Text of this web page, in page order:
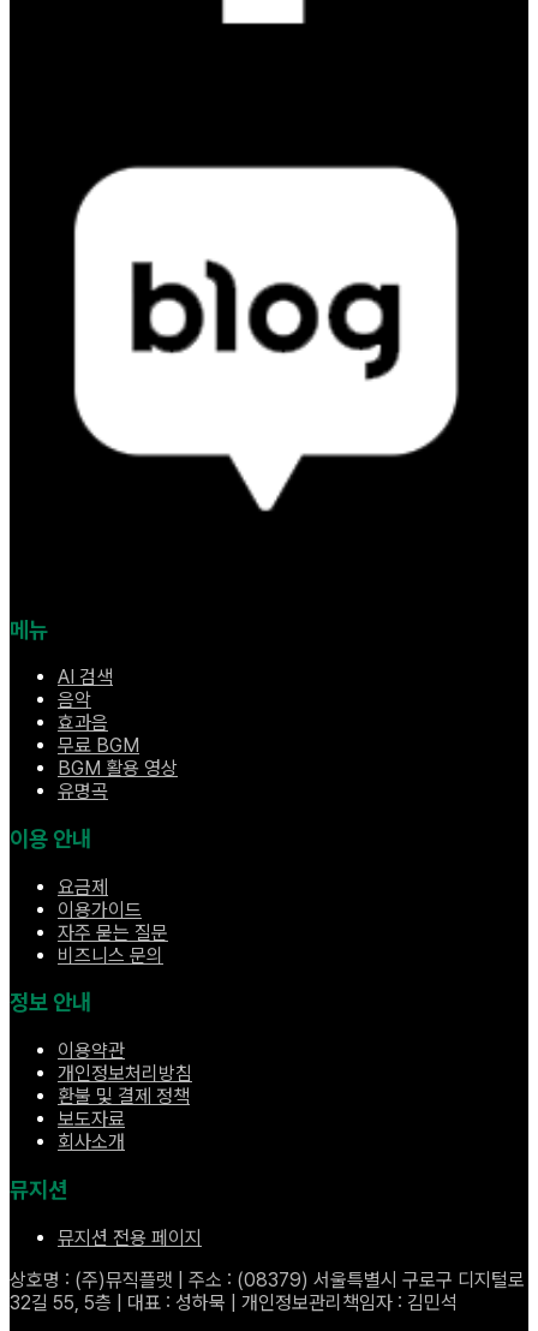
메뉴
AI 검색
음악
효과음
무료 BGM
BGM 활용 영상
유명곡
이용 안내
요금제
이용가이드
자주 묻는 질문
비즈니스 문의
정보 안내
이용약관
개인정보처리방침
환불 및 결제 정책
보도자료
회사소개
뮤지션
뮤지션 전용 페이지
상호명 : (주)뮤직플랫 | 주소 : (08379) 서울특별시 구로구 디지털로
32길 55, 5층 | 대표 : 성하묵 | 개인정보관리책임자 : 김민석